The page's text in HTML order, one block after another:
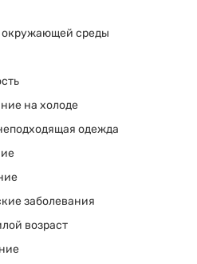
окружающей среды
на холоде
одежда
заболевания
возраст